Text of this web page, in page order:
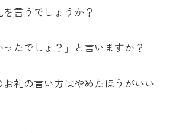
言うでしょうか？
ったでしょ？」と言いますか？
礼の言い方はやめたほうがいい